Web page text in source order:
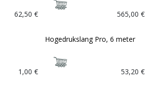
62,50 € 565,00 €
1,00 €
Hogedrukslang Pro, 6 meter
53,20 €